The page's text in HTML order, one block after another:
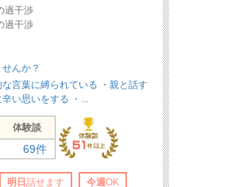
過干渉
過干渉
んか？
な言葉に縛られている ・親と話す
い思いをする ・...
体験談
69件
明日話せます 今週OK